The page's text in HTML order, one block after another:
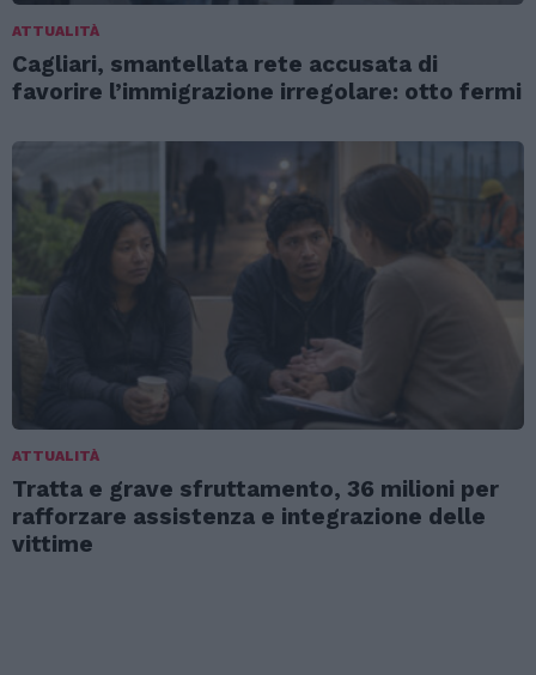
ATTUALITÀ
Cagliari, smantellata rete accusata di
favorire l’immigrazione irregolare: otto fermi
ATTUALITÀ
Tratta e grave sfruttamento, 36 milioni per
rafforzare assistenza e integrazione delle
vittime